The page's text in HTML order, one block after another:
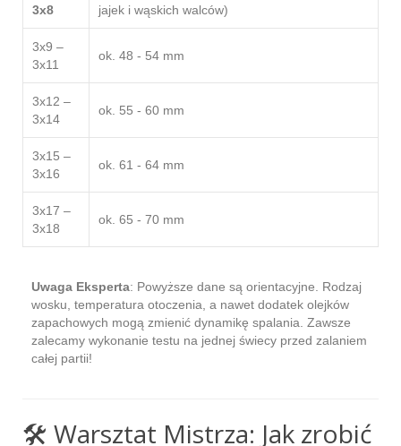
3x8
jajek i wąskich walców)
3x9 –
3x11
ok. 48 - 54 mm
3x12 –
3x14
ok. 55 - 60 mm
3x15 –
3x16
ok. 61 - 64 mm
3x17 –
3x18
ok. 65 - 70 mm
Uwaga Eksperta: Powyższe dane są orientacyjne. Rodzaj
wosku, temperatura otoczenia, a nawet dodatek olejków
zapachowych mogą zmienić dynamikę spalania. Zawsze
zalecamy wykonanie testu na jednej świecy przed zalaniem
całej partii!
🛠️ Warsztat Mistrza: Jak zrobić